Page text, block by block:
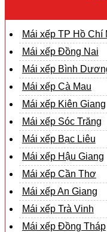
Mái xếp TP Hồ Chí
Mái xếp Đồng Nai
Mái xếp Bình
Mái xếp Cà Mau
Mái xếp Kiên Giang
Mái xếp Sóc Trăng
Mái xếp Bạc Liêu
Mái xếp Hậu Giang
Mái xếp Cần Thơ
Mái xếp An Giang
Mái xếp Trà Vinh
Mái xếp Đồng Tháp